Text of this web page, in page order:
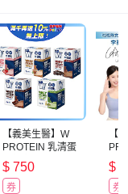
【義美生醫】W
PROTEIN 乳清蛋
白飲/機能保健系
列 限時任選均一
價
$ 750
券
【
清
$
券